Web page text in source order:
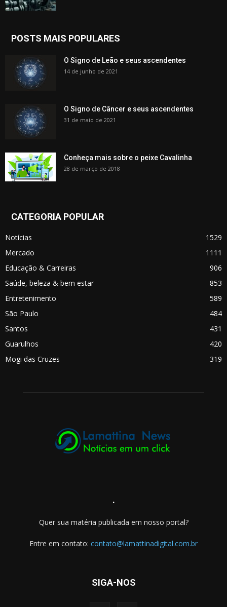
POSTS MAIS POPULARES
O Signo de Leão e seus ascendentes
14 de junho de 2021
O Signo de Câncer e seus ascendentes
31 de maio de 2021
Conheça mais sobre o peixe Cavalinha
28 de março de 2018
CATEGORIA POPULAR
Notícias
1529
Mercado
1111
Educação & Carreiras
906
Saúde, beleza & bem estar
853
Entretenimento
589
São Paulo
484
Santos
431
Guarulhos
420
Mogi das Cruzes
319
.
Quer sua matéria publicada em nosso portal?
Entre em contato: contato@lamattinadigital.com.br
SIGA-NOS